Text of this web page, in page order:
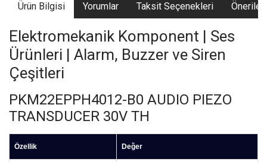
Ürün Bilgisi Yorumlar Taksit Seçenekleri
Elektromekanik Komponent | Ses
Ürünleri | Alarm, Buzzer ve Siren
Çeşitleri
PKM22EPPH4012-B0 AUDIO PIEZO
TRANSDUCER 30V TH
Özellik Değer